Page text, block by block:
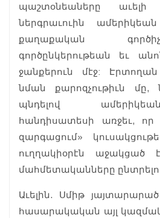
պաշտօնեաները
ներգրաւուին
քաղաքական
գործընկերութեան եւ
ջանքերուն մէջ:
նման քարոզչութիւն մը,
պնդելով
հանդիսատեսի առջեւ, որ
զարգացում»
ուղղակիօրէն աջակցած
մահմետականները
Աւելին. Սմիթ
հասարակական այլ